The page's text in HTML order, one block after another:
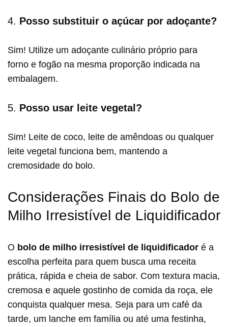
4. Posso substituir o açúcar por adoçante?
Sim! Utilize um adoçante culinário próprio para
forno e fogão na mesma proporção indicada na
embalagem.
5. Posso usar leite vegetal?
Sim! Leite de coco, leite de amêndoas ou qualquer
leite vegetal funciona bem, mantendo a
cremosidade do bolo.
Considerações Finais do Bolo de
Milho Irresistível de Liquidificador
O bolo de milho irresistível de liquidificador é a
escolha perfeita para quem busca uma receita
prática, rápida e cheia de sabor. Com textura macia,
cremosa e aquele gostinho de comida da roça, ele
conquista qualquer mesa. Seja para um café da
tarde, um lanche em família ou até uma festinha,